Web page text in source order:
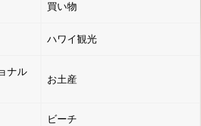
買い物
ハワイ観光
ナル
お土産
ビーチ